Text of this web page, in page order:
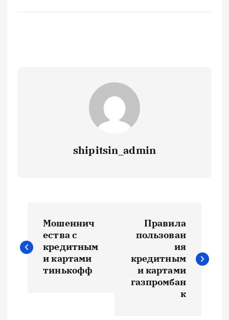
shipitsin_admin
а
Мошеннич
ества с
кредитным
и картами
тинькофф
Правила
пользован
ия
кредитным
и картами
газпромбан
к